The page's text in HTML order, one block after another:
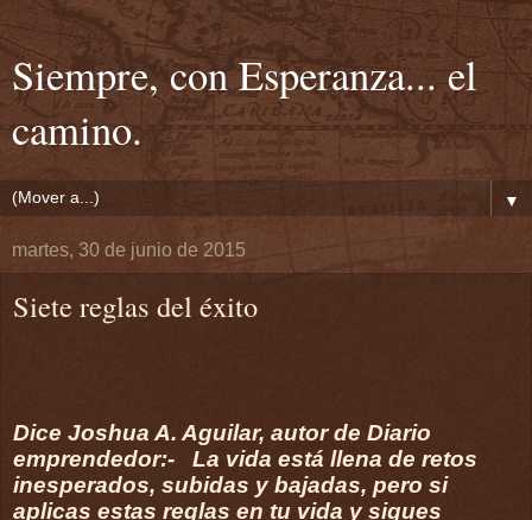
Siempre, con Esperanza... el
camino.
▼
martes, 30 de junio de 2015
Siete reglas del éxito
Dice Joshua A. Aguilar, autor de Diario
emprendedor:- La vida está llena de retos
inesperados, subidas y bajadas, pero si
aplicas estas reglas en tu vida y sigues